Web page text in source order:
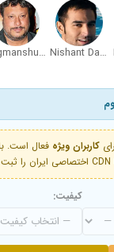
Nishant Dahiya
Tigmanshu Dhulia
کاربران ویژه
کیفیت: